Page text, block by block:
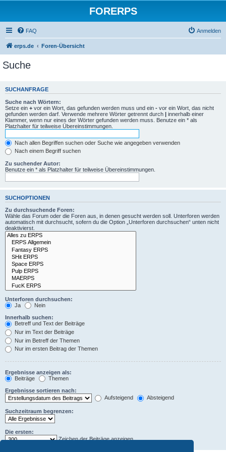
FORERPS
FAQ Anmelden
erps.de Foren-Übersicht
Suche
SUCHANFRAGE
Suche nach Wörtern:
Setze ein + vor ein Wort, das gefunden werden muss und ein - vor ein Wort, das nicht
gefunden werden darf. Verwende mehrere Wörter getrennt durch | innerhalb einer
Klammer, wenn nur eines der Wörter gefunden werden muss. Benutze ein * als
Platzhalter für teilweise Übereinstimmungen.
Nach allen Begriffen suchen oder Suche wie angegeben verwenden
Nach einem Begriff suchen
Zu suchender Autor:
Benutze ein * als Platzhalter für teilweise Übereinstimmungen.
SUCHOPTIONEN
Zu durchsuchende Foren:
Wähle das Forum oder die Foren aus, in denen gesucht werden soll. Unterforen werden
automatisch mit durchsucht, sofern du die Option „Unterforen durchsuchen“ unten nicht
deaktivierst.
Unterforen durchsuchen:
Ja
Nein
Innerhalb suchen:
Betreff und Text der Beiträge
Nur im Text der Beiträge
Nur im Betreff der Themen
Nur im ersten Beitrag der Themen
Ergebnisse anzeigen als:
Beiträge
Themen
Ergebnisse sortieren nach:
Aufsteigend
Absteigend
Suchzeitraum begrenzen:
Die ersten:
Zeichen der Beiträge anzeigen